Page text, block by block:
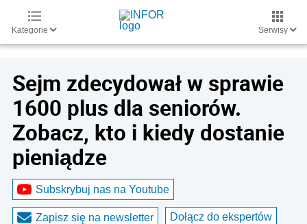
Kategorie Serwisy
Sejm zdecydował w sprawie
1600 plus dla seniorów.
Zobacz, kto i kiedy dostanie
pieniądze
Subskrybuj nas na Youtube
Zapisz się na newsletter Dołącz do ekspertów